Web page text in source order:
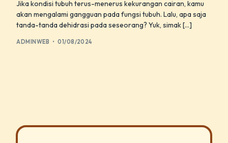
Jika kondisi tubuh terus-menerus kekurangan cairan, kamu
akan mengalami gangguan pada fungsi tubuh. Lalu, apa saja
tanda-tanda dehidrasi pada seseorang? Yuk, simak […]
ADMINWEB 01/08/2024